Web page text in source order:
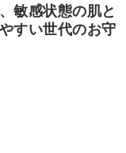
敏感状態の肌と
すい世代のお守